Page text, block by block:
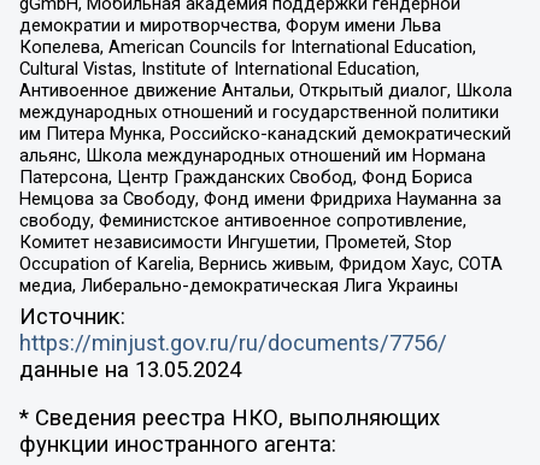
демократии и миротворчества, Форум имени Льва
Копелева, American Councils for International Education,
Cultural Vistas, Institute of International Education,
Антивоенное движение Антальи, Открытый диалог, Школа
международных отношений и государственной политики
им Питера Мунка, Российско-канадский демократический
альянс, Школа международных отношений им Нормана
Патерсона, Центр Гражданских Свобод, Фонд Бориса
Немцова за Свободу, Фонд имени Фридриха Науманна за
свободу, Феминистское антивоенное сопротивление,
Комитет независимости Ингушетии, Прометей, Stop
Occupation of Karelia, Вернись живым, Фридом Хаус, СОТА
медиа, Либерально-демократическая Лига Украины
Источник:
https://minjust.gov.ru/ru/documents/7756/
данные на 13.05.2024
* Сведения реестра НКО, выполняющих
функции иностранного агента: